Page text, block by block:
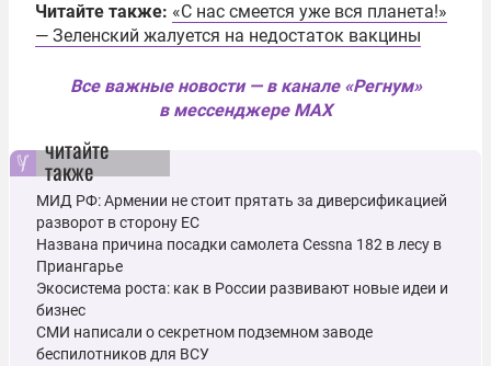
Читайте также: «С нас смеется уже вся планета!»
— Зеленский жалуется на недостаток вакцины
Все важные новости — в канале «Регнум»
в мессенджере MAX
читайте
также
МИД РФ: Армении не стоит прятать за диверсификацией
разворот в сторону ЕС
Названа причина посадки самолета Cessna 182 в лесу в
Приангарье
Экосистема роста: как в России развивают новые идеи и
бизнес
СМИ написали о секретном подземном заводе
беспилотников для ВСУ